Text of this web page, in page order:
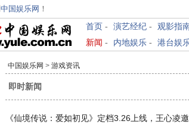
中国娱乐网 ！
首页 - 演艺经纪 - 观影指
新闻 - 内地娱乐 - 港台娱
中国娱乐网 > 游戏资讯
即时新闻
《仙境传说：爱如初见》定档3.26上线，王心凌